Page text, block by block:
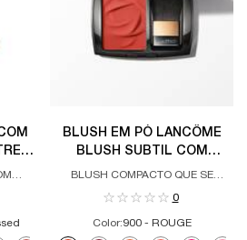
BLUSH EM PÓ LANCÔME
BLUSH SUBTIL COM
TEXTURA SEDOSA CO-
BLUSH COMPACTO QUE SE
0
Color:900 - ROUGE